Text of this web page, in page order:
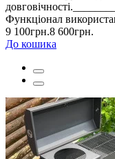
Функціонал
9 100грн.8 600грн.
До кошика